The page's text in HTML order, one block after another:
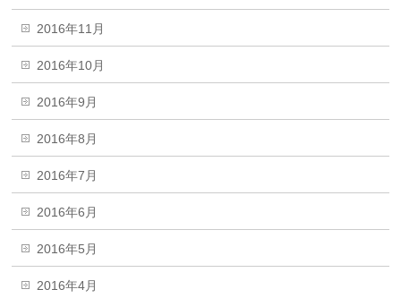
2016年11月
2016年10月
2016年9月
2016年8月
2016年7月
2016年6月
2016年5月
2016年4月